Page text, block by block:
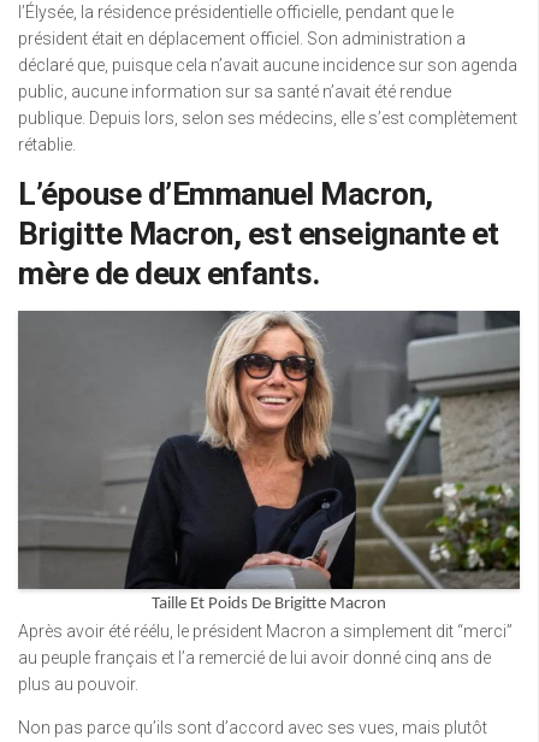
l’Élysée, la résidence présidentielle officielle, pendant que le
président était en déplacement officiel. Son administration a
déclaré que, puisque cela n’avait aucune incidence sur son agenda
public, aucune information sur sa santé n’avait été rendue
publique. Depuis lors, selon ses médecins, elle s’est complètement
rétablie.
L’épouse d’Emmanuel Macron,
Brigitte Macron, est enseignante et
mère de deux enfants.
Taille Et Poids De Brigitte Macron
Après avoir été réélu, le président Macron a simplement dit “merci”
au peuple français et l’a remercié de lui avoir donné cinq ans de
plus au pouvoir.
Non pas parce qu’ils sont d’accord avec ses vues, mais plutôt